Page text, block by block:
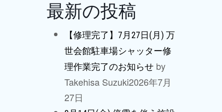
最新の投稿
【修理完了】7月27日(月) 万
世会館駐車場シャッター修
理作業完了のお知らせ by
Takehisa Suzuki2026年7月
27日